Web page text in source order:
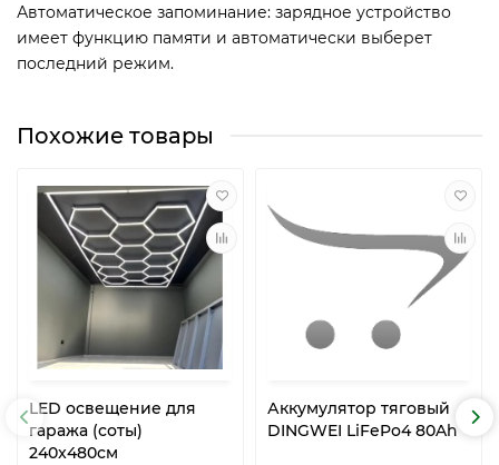
Автоматическое запоминание: зарядное устройство
имеет функцию памяти и автоматически выберет
последний режим.
Похожие товары
LED освещение для
гаража (соты)
240x480см
Аккумулятор тяговый
DINGWEI LiFePo4 80Ah